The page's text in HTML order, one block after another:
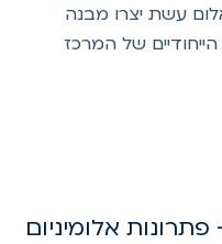
עשת יצרו מבנה
של המרכז
אלומיניום